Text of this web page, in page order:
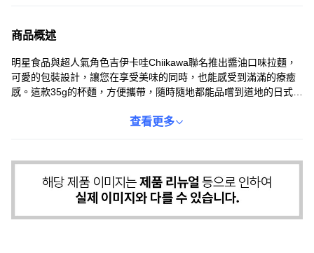
商品概述
明星食品與超人氣角色吉伊卡哇Chiikawa聯名推出醬油口味拉麵，
可愛的包裝設計，讓您在享受美味的同時，也能感受到滿滿的療癒
感。這款35g的杯麵，方便攜帶，隨時隨地都能品嚐到道地的日式拉
喜。無論是宵夜、點心，還是想簡單解決一餐，明星食品Chiikawa
查看更多